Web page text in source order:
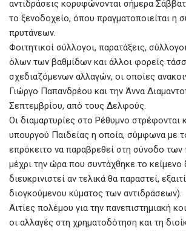
o
k
p
p
er
αντιδράσεις κορυφώνονται σήμερα
το ξενοδοχείο, όπου πραγματοποιείται η
πρυτάνεων.
Φοιτητικοί σύλλογοι, παρατάξεις,
όλων των βαθμίδων και άλλοι φορείς
σχεδιαζόμενων αλλαγών, οι οποίες
Γιώργο Παπανδρέου και την Άννα
Σεπτεμβρίου, από τους Δελφούς.
Οι διαμαρτυρίες στο Ρέθυμνο στρέφονται
υπουργού Παιδείας η οποία, σύμφωνα με
επρόκειτο να παραβρεθεί στη σύνοδο των
μέχρι την ώρα που συντάχθηκε το κείμενο
διευκρινιστεί αν τελικά θα παραστεί,
διογκούμενου κύματος των αντιδράσεων).
Αιτίες πολέμου για την πανεπιστημιακή
οι αλλαγές στη χρηματοδότηση και τη